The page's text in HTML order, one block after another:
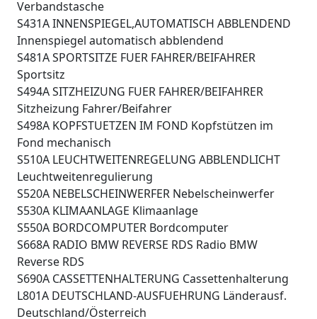
Verbandstasche
S431A INNENSPIEGEL,AUTOMATISCH ABBLENDEND
Innenspiegel automatisch abblendend
S481A SPORTSITZE FUER FAHRER/BEIFAHRER
Sportsitz
S494A SITZHEIZUNG FUER FAHRER/BEIFAHRER
Sitzheizung Fahrer/Beifahrer
S498A KOPFSTUETZEN IM FOND Kopfstützen im
Fond mechanisch
S510A LEUCHTWEITENREGELUNG ABBLENDLICHT
Leuchtweitenregulierung
S520A NEBELSCHEINWERFER Nebelscheinwerfer
S530A KLIMAANLAGE Klimaanlage
S550A BORDCOMPUTER Bordcomputer
S668A RADIO BMW REVERSE RDS Radio BMW
Reverse RDS
S690A CASSETTENHALTERUNG Cassettenhalterung
L801A DEUTSCHLAND-AUSFUEHRUNG Länderausf.
Deutschland/Österreich